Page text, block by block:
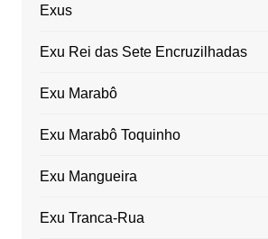
Exus
Exu Rei das Sete Encruzilhadas
Exu Marabô
Exu Marabô Toquinho
Exu Mangueira
Exu Tranca-Rua